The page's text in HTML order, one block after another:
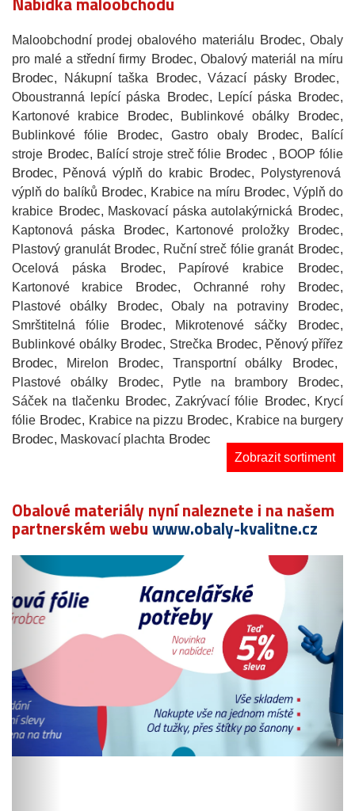
Maloobchodní prodej obalového materiálu Brodec, Obaly
pro malé a střední firmy Brodec, Obalový materiál na míru
Brodec, Nákupní taška Brodec, Vázací páskyBrodec,
Oboustranná lepící páska
Brodec, Lepící páskaBrodec,
Kartonové krabice Brodec, Bublinkové obálky Brodec,
Bublinkové fólie Brodec, Gastro obaly Brodec, Balící
stroje Brodec, Balící stroje streč fólie Brodec , BOOP fólie
Brodec, Pěnová výplň do krabicBrodec, Polystyrenová
výplň do balíků Brodec, Krabice na míru Brodec, Výplň do
krabice Brodec, Maskovací páska autolakýrnická Brodec,
Kaptonová páskaBrodec, Kartonové proložky Brodec,
Plastový granulátBrodec, Ruční streč fólie granátBrodec,
Ocelová páskaBrodec, Papírové krabice Brodec,
Kartonové krabice Brodec, Ochranné rohyBrodec,
Plastové obálky Brodec, Obaly na potravinyBrodec,
Smrštitelná fólieBrodec, Mikrotenové sáčky Brodec,
Bublinkové obálkyBrodec, StrečkaBrodec, Pěnový přířez
Brodec, Mirelon Brodec, Transportní obálky Brodec,
Plastové obálky Brodec, Pytle na brambory Brodec,
Sáček na tlačenku Brodec, Zakrývací fólie Brodec, Krycí
fólie Brodec, Krabice na pizzu Brodec, Krabice na burgery
Brodec, Maskovací plachta Brodec
Zobrazit sortiment
Obalové materiály nyní naleznete i na našem
partnerském webuwww.obaly-kvalitne.cz
Předchozí